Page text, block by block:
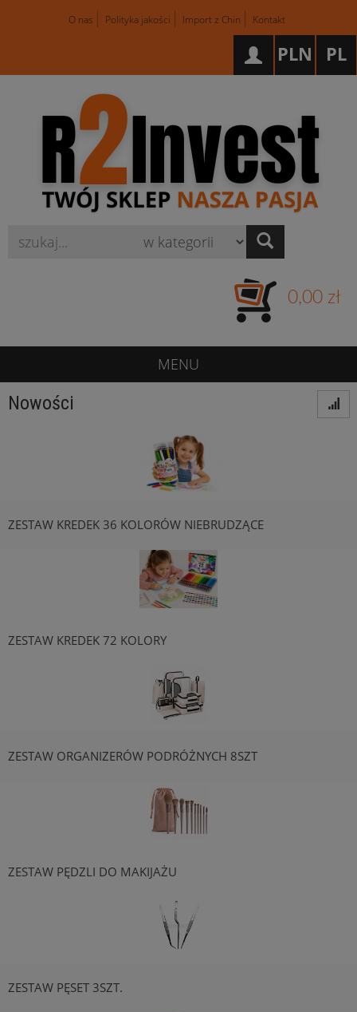
O nas Polityka jakości Import z Chin Kontakt
PL
PLN
0,00 zł
MENU
Nowości
ZESTAW KREDEK 36 KOLORÓW NIEBRUDZĄCE
ZESTAW KREDEK 72 KOLORY
ZESTAW ORGANIZERÓW PODRÓŻNYCH 8SZT
ZESTAW PĘDZLI DO MAKIJAŻU
ZESTAW PĘSET 3SZT.